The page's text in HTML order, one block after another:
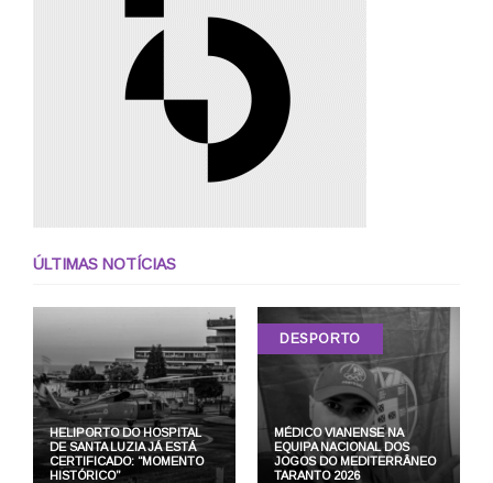
ÚLTIMAS NOTÍCIAS
HELIPORTO DO HOSPITAL
DE SANTA LUZIA JÁ ESTÁ
CERTIFICADO: “MOMENTO
HISTÓRICO”
DESPORTO
MÉDICO VIANENSE NA
EQUIPA NACIONAL DOS
JOGOS DO MEDITERRÂNEO
TARANTO 2026